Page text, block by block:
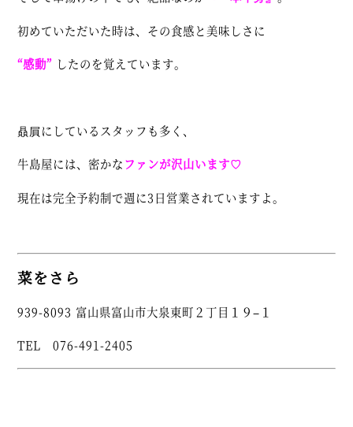
初めていただいた時は、その食感と美味しさに
“感動” したのを覚えています。
贔屓にしているスタッフも多く、
牛島屋には、密かなファンが沢山います♡
現在は完全予約制で週に3日営業されていますよ。
菜をさら
939-8093 富山県富山市大泉東町２丁目１９−１
TEL 076-491-2405